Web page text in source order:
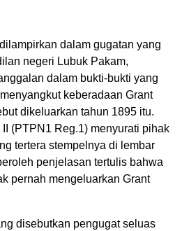
dalam gugatan yang
negeri Lubuk Pakam,
dalam bukti-bukti yang
keberadaan Grant
dikeluarkan tahun 1895 itu.
(PTPN1 Reg.1) menyurati pihak
tertera stempelnya di lembar
penjelasan tertulis bahwa
pernah mengeluarkan Grant
disebutkan pengugat seluas